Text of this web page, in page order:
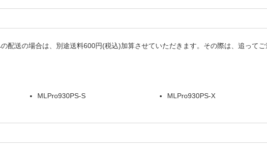
送の場合は、別途送料600円(税込)加算させていただきます。その際は、追ってご
MLPro930PS-S MLPro930PS-X